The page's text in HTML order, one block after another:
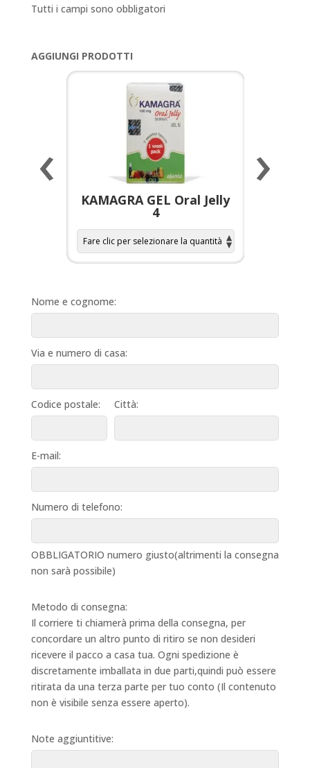
Tutti i campi sono obbligatori
AGGIUNGI PRODOTTI
KAMAGRA GEL Oral Jelly
4
‹ ›
Nome e cognome:
Via e numero di casa:
Codice postale: Città:
E-mail:
Numero di telefono:
OBBLIGATORIO numero giusto(altrimenti la consegna
non sarà possibile)
Metodo di consegna:
Il corriere ti chiamerà prima della consegna, per
concordare un altro punto di ritiro se non desideri
ricevere il pacco a casa tua. Ogni spedizione è
discretamente imballata in due parti,quindi può essere
ritirata da una terza parte per tuo conto (Il contenuto
non è visibile senza essere aperto).
Note aggiuntitive: